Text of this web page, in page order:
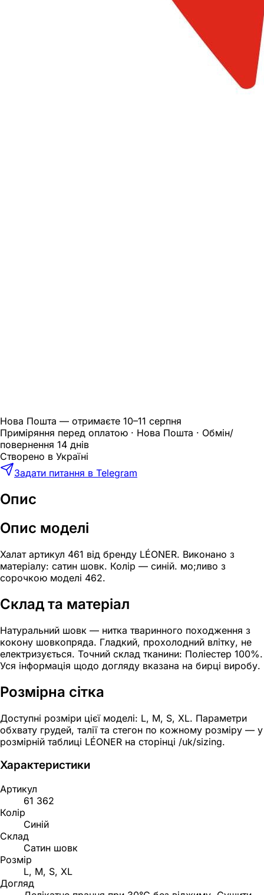
Нова Пошта — отримаєте 10–11 серпня
Приміряння перед оплатою · Нова Пошта · Обмін/
повернення 14 днів
Створено в Україні
Задати питання в Telegram
Опис
Опис моделі
Халат артикул 461 від бренду LÉONER. Виконано з
матеріалу: сатин шовк. Колір — синій. мо;ливо з
сорочкою моделі 462.
Склад та матеріал
Натуральний шовк — нитка тваринного походження з
кокону шовкопряда. Гладкий, прохолодний влітку, не
електризується. Точний склад тканини: Поліестер 100%.
Уся інформація щодо догляду вказана на бирці виробу.
Розмірна сітка
Доступні розміри цієї моделі: L, M, S, XL. Параметри
обхвату грудей, талії та стегон по кожному розміру — у
розмірній таблиці LÉONER на сторінці /uk/sizing.
Характеристики
Артикул
61 362
Колір
Синій
Склад
Сатин шовк
Розмір
L, M, S, XL
Догляд